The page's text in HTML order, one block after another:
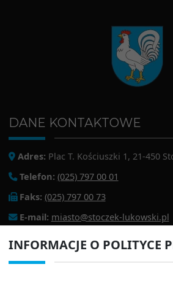
DANE KONTAKTOWE
Adres: Plac T. Kościuszki 1, 21-450
Telefon: (025) 797 00 01
Faks: (025) 797 00 73
E-mail: miasto@stoczek-lukowski.pl
INFORMACJE O POLITYCE